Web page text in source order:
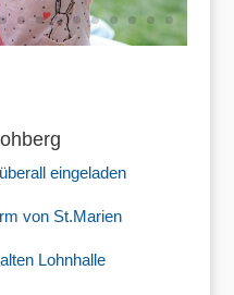
eingeladen
von St.Marien
Lohnhalle